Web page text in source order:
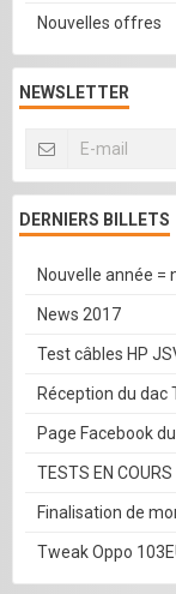
Nouvelles offres
NEWSLETTER
DERNIERS BILLETS
Nouvelle année =
News 2017
Test câbles HP
Réception du dac
Page Facebook
TESTS EN COURS
Finalisation de
Tweak Oppo